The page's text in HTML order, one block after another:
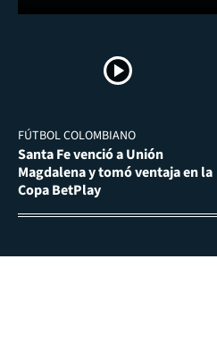
FÚTBOL COLOMBIANO
Santa Fe venció a Unión
Magdalena y tomó ventaja en la
Copa BetPlay